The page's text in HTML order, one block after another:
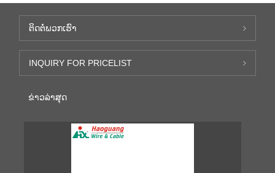
ຕິດ​ຕໍ່​ພວກ​ເຮົາ
INQUIRY FOR PRICELIST
ຂ່າວ​ລ່າ​ສຸດ